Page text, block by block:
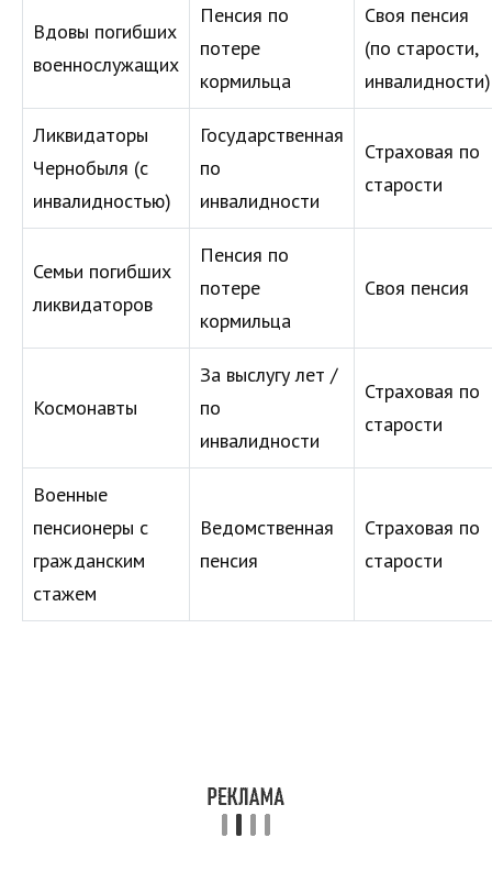
Вдовы погибших
военнослужащих
Пенсия по
потере
кормильца
Своя пенсия
(по старости,
инвалидности)
Ликвидаторы
Чернобыля (с
инвалидностью)
Государственная
по
инвалидности
Страховая по
старости
Семьи погибших
ликвидаторов
Пенсия по
потере
кормильца
Своя пенсия
Космонавты
За выслугу лет /
по
инвалидности
Страховая по
старости
Военные
пенсионеры с
гражданским
стажем
Ведомственная
пенсия
Страховая по
старости